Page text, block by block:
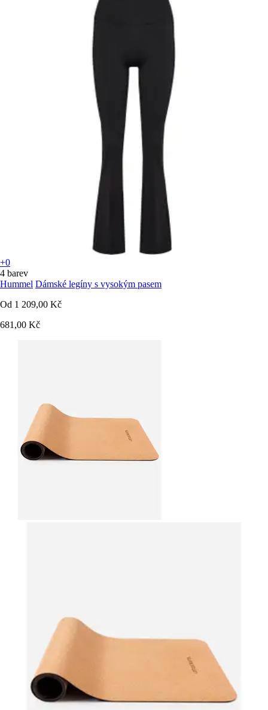
+0
4 barev
Hummel Dámské legíny s vysokým pasem
Od 1 209,00 Kč
681,00 Kč